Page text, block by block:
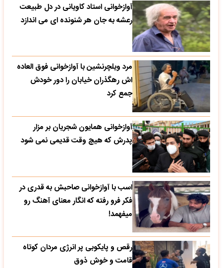
آوازخوانی استاد کاویانی در دل طبیعت
رعشه به جان هر شنونده ای می اندازد
مرد ویلچرنشین با آوازخوانی فوق العاده
اش رهگذران خیابان را دور خودش
جمع کرد
آوازخوانی همایون شجریان بر مزار
پدرش که هیچ وقت قدیمی نمی شود
اسب با آوازخوانی صاحبش به قدری در
فکر فرو رفته که انگار معنای آهنگ رو
میفهمد!
رقص و پایکوبی پر انرژی مردان کوتاه
قامت و خوش ذوق